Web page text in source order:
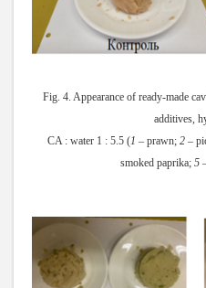
Fig. 4. Appearance of ready-made
additives,
CA : water 1 : 5.5 (1 – prawn; 2 –
smoked paprika; 5